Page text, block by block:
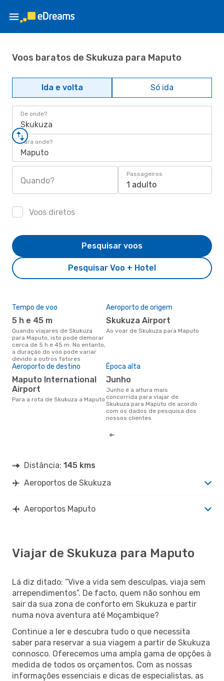
Voos baratos de Skukuza para Maputo
Ida e volta Só ida
De onde?
Skukuza
Para onde?
Maputo
Quando?
Passageiros
1 adulto
Voos diretos
Pesquisar Voo + Hotel
Pesquisar voos
Tempo de voo
5 h e 45 m
Quando viajares de Skukuza
para Maputo, isto pode demorar
cerca de 5 h e 45 m. No entanto,
a duração do voo pode variar
devido a outros fatores
Aeroporto de origem
Skukuza Airport
Ao voar de Skukuza para Maputo
Aeroporto de destino
Maputo International
Airport
Para a rota de Skukuza a Maputo
Época alta
junho
junho é a altura mais
concorrida para viajar de
Skukuza para Maputo de acordo
com os dados de pesquisa dos
nossos clientes
Distância: 145 kms
Aeroportos de Skukuza
Aeroportos Maputo
Viajar de Skukuza para Maputo
Lá diz ditado: “Vive a vida sem desculpas, viaja sem
arrependimentos”. De facto, quem não sonhou em
sair da sua zona de conforto em Skukuza e partir
numa nova aventura até Moçambique?
Continue a ler e descubra tudo o que necessita
saber para reservar a sua viagem a partir de Skukuza
connosco. Oferecemos uma ampla gama de opções à
medida de todos os orçamentos. Com as nossas
informações essenciais e dicas de especialistas, as